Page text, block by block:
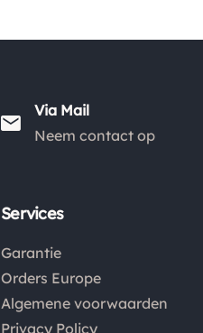
Via Mail
Neem contact op
Services
Garantie
Orders Europe
Algemene voorwaarden
Privacy Policy